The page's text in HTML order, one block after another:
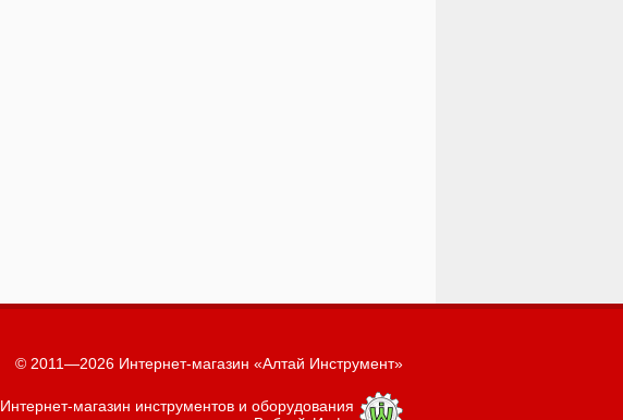
© 2011—2026 Интернет-магазин «Алтай Инструмент»
Интернет-магазин инструментов и оборудования